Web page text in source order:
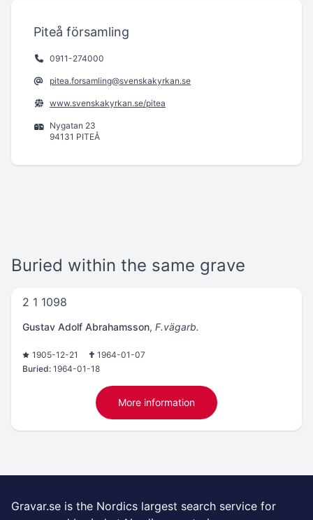
Piteå församling
0911-274000
pitea.forsamling@svenskakyrkan.se
www.svenskakyrkan.se/pitea
Nygatan 23
94131 PITEÅ
Buried within the same grave
2 1 1098
Gustav Adolf Abrahamsson, F.vägarb.
1905-12-21
1964-01-07
Buried: 1964-01-18
More information
Gravar.se is the Nordics largest search service for